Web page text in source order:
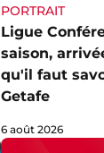
PORTRAIT
Ligue
saison,
qu'il faut
Getafe
6 août 2026